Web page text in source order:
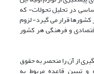
در تحلیل تحولات- که
کشورها قرار می گیرد- لزوم
و فرهنگی هر کشور
از آن را منحصر به حقوق
تبیین قاعده مربوط به